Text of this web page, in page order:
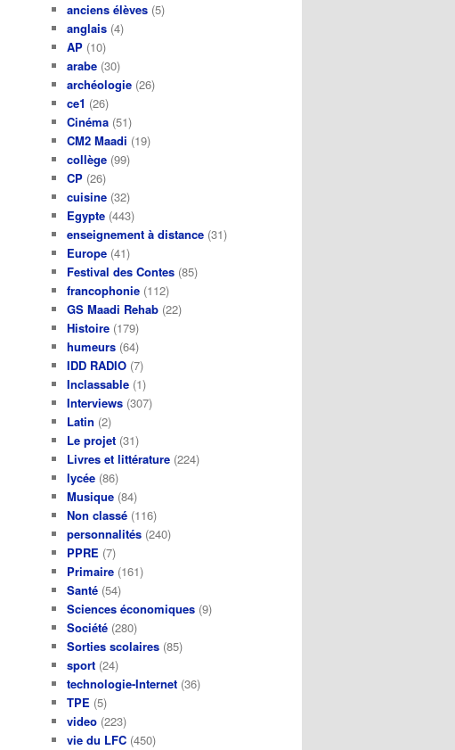
anciens élèves (5)
anglais (4)
AP (10)
arabe (30)
archéologie (26)
ce1 (26)
Cinéma (51)
CM2 Maadi (19)
collège (99)
CP (26)
cuisine (32)
Egypte (443)
enseignement à distance (31)
Europe (41)
Festival des Contes (85)
francophonie (112)
GS Maadi Rehab (22)
Histoire (179)
humeurs (64)
IDD RADIO (7)
Inclassable (1)
Interviews (307)
Latin (2)
Le projet (31)
Livres et littérature (224)
lycée (86)
Musique (84)
Non classé (116)
personnalités (240)
PPRE (7)
Primaire (161)
Santé (54)
Sciences économiques (9)
Société (280)
Sorties scolaires (85)
sport (24)
technologie-Internet (36)
TPE (5)
video (223)
vie du LFC (450)